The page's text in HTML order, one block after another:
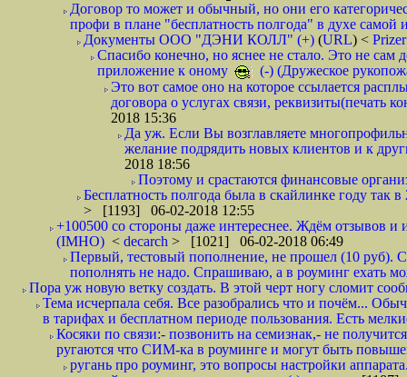
Договор то может и обычный, но они его
профи в плане "бесплатность полгода" в духе
Документы ООО "ДЭНИ КОЛЛ" (+) (URL) <
Спасибо конечно, но яснее не стало. Это не сам
приложение к оному
(-) (Дружеское
Это вот самое оно на которое ссылается
договора о услугах связи, реквизиты(печать
2018 15:36
Да уж. Если Вы возглавляете
желание подрядить новых клиентов и к
2018 18:56
Поэтому и срастаются финансовые
Бесплатность полгода была в скайлинке году
> [1193] 06-02-2018 12:55
+100500 со стороны даже интереснее. Ждём отзывов и
(IMHO) < decarch > [1021] 06-02-2018 06:49
Первый, тестовый пополнение, не прошел (10 руб).
пополнять не надо. Спрашиваю, а в роуминг ехать
Пора уж новую ветку создать. В этой черт ногу сломит
Тема исчерпала себя. Все разобрались что и почём...
в тарифах и бесплатном периоде пользования. Есть
Косяки по связи:- позвонить на семизнак,- не
ругаются что СИМ-ка в роуминге и могут быть
ругань про роуминг, это вопросы настройки